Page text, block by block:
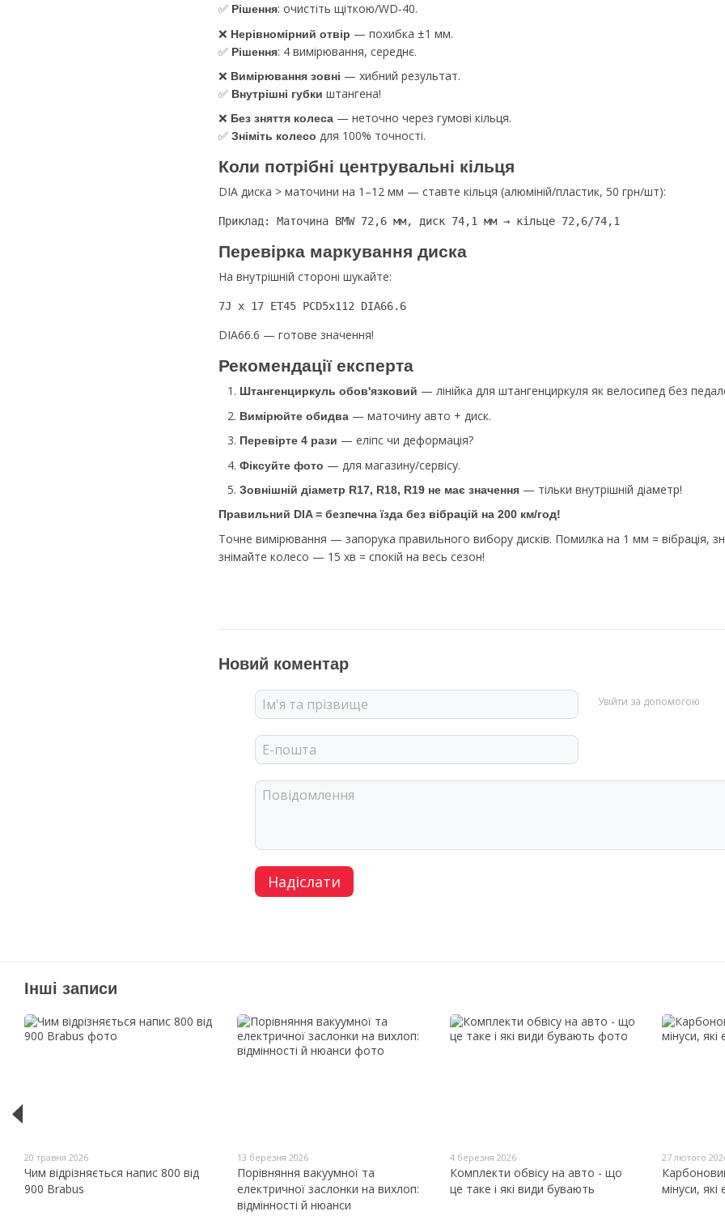
✅ Рішення: очистіть щіткою/WD‑40.
❌ Нерівномірний отвір — похибка ±1 мм.
✅ Рішення: 4 вимірювання, середнє.
❌ Вимірювання зовні — хибний результат.
✅ Внутрішні губки штангена!
❌ Без зняття колеса — неточно через гумові кільця.
✅ Зніміть колесо для 100% точності.
Коли потрібні центрувальні кільця
DIA диска > маточини на 1–12 мм — ставте кільця (алюміній/пластик, 50 грн/шт):
Приклад: Маточина BMW 72,6 мм, диск 74,1 мм → кільце 72,6/74,1
Перевірка маркування диска
На внутрішній стороні шукайте:
7J x 17 ET45 PCD5x112 DIA66.6
DIA66.6 — готове значення!
Рекомендації експерта
Штангенциркуль обов'язковий — лінійка для штангенциркуля як велосипед без
Вимірюйте обидва — маточину авто + диск.
Перевірте 4 рази — еліпс чи деформація?
Фіксуйте фото — для магазину/сервісу.
Зовнішній діаметр R17, R18, R19 не має значення — тільки внутрішній діаметр!
Правильний DIA = безпечна їзда без вібрацій на 200 км/год!
Точне вимірювання — запорука правильного вибору дисків. Помилка на 1 мм = вібрація,
знімайте колесо — 15 хв = спокій на весь сезон!
Новий коментар
Увійти за допомогою
Надіслати
Інші записи
20 травня 2026
Чим відрізняється напис 800 від
900 Brabus
13 березня 2026
Порівняння вакуумної та
електричної заслонки на вихлоп:
відмінності й нюанси
4 березня 2026
Комплекти обвісу на авто - що
це таке і які види бувають
27 лютого
мінуси,